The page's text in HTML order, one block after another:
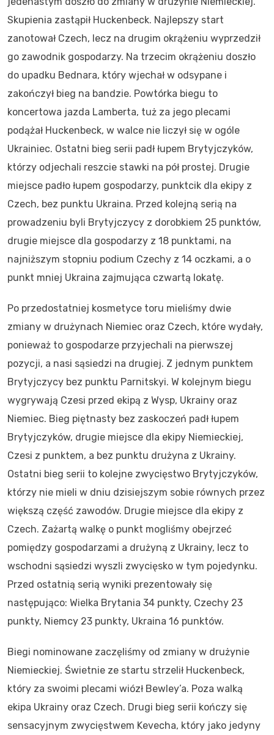
Skupienia zastąpił Huckenbeck. Najlepszy start
zanotował Czech, lecz na drugim okrążeniu wyprzedził
go zawodnik gospodarzy. Na trzecim okrążeniu doszło
do upadku Bednara, który wjechał w odsypane i
zakończył bieg na bandzie. Powtórka biegu to
koncertowa jazda Lamberta, tuż za jego plecami
podążał Huckenbeck, w walce nie liczył się w ogóle
Ukrainiec. Ostatni bieg serii padł łupem Brytyjczyków,
którzy odjechali reszcie stawki na pół prostej. Drugie
miejsce padło łupem gospodarzy, punktcik dla ekipy z
Czech, bez punktu Ukraina. Przed kolejną serią na
prowadzeniu byli Brytyjczycy z dorobkiem 25 punktów,
drugie miejsce dla gospodarzy z 18 punktami, na
najniższym stopniu podium Czechy z 14 oczkami, a o
punkt mniej Ukraina zajmująca czwartą lokatę.
Po przedostatniej kosmetyce toru mieliśmy dwie
zmiany w drużynach Niemiec oraz Czech, które wydały,
ponieważ to gospodarze przyjechali na pierwszej
pozycji, a nasi sąsiedzi na drugiej. Z jednym punktem
Brytyjczycy bez punktu Parnitskyi. W kolejnym biegu
wygrywają Czesi przed ekipą z Wysp, Ukrainy oraz
Niemiec. Bieg piętnasty bez zaskoczeń padł łupem
Brytyjczyków, drugie miejsce dla ekipy Niemieckiej,
Czesi z punktem, a bez punktu drużyna z Ukrainy.
Ostatni bieg serii to kolejne zwycięstwo Brytyjczyków,
którzy nie mieli w dniu dzisiejszym sobie równych przez
większą część zawodów. Drugie miejsce dla ekipy z
Czech. Zażartą walkę o punkt mogliśmy obejrzeć
pomiędzy gospodarzami a drużyną z Ukrainy, lecz to
wschodni sąsiedzi wyszli zwycięsko w tym pojedynku.
Przed ostatnią serią wyniki prezentowały się
następująco: Wielka Brytania 34 punkty, Czechy 23
punkty, Niemcy 23 punkty, Ukraina 16 punktów.
Biegi nominowane zaczęliśmy od zmiany w drużynie
Niemieckiej. Świetnie ze startu strzelił Huckenbeck,
który za swoimi plecami wiózł Bewley’a. Poza walką
ekipa Ukrainy oraz Czech. Drugi bieg serii kończy się
sensacyjnym zwycięstwem Kevecha, który jako jedyny